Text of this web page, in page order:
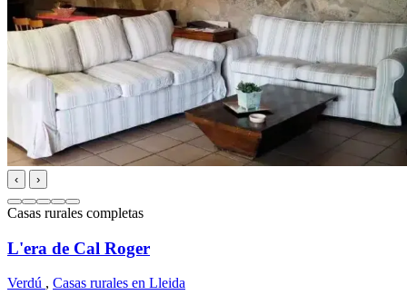
‹ ›
Casas rurales completas
L'era de Cal Roger
Verdú , Casas rurales en Lleida